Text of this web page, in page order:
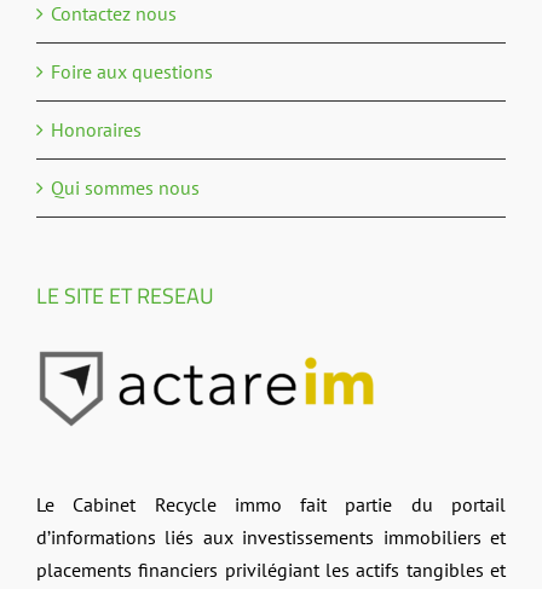
Contactez nous
Foire aux questions
Honoraires
Qui sommes nous
LE SITE ET RESEAU
Le Cabinet Recycle immo fait partie du portail
d’informations liés aux investissements immobiliers et
placements financiers privilégiant les actifs tangibles et